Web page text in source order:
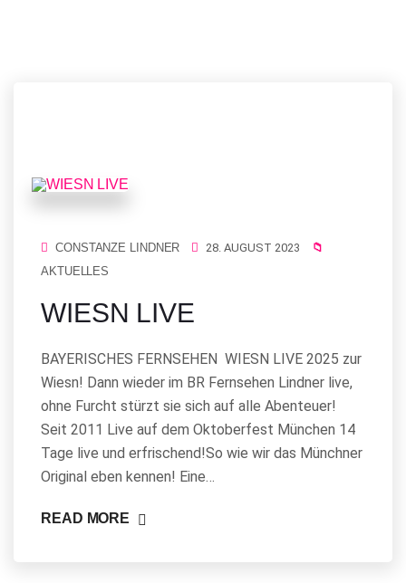
CONSTANZE LINDNER
28. AUGUST 2023
AKTUELLES
WIESN LIVE
BAYERISCHES FERNSEHEN WIESN LIVE 2025 zur
Wiesn! Dann wieder im BR Fernsehen Lindner live,
ohne Furcht stürzt sie sich auf alle Abenteuer!
Seit 2011 Live auf dem Oktoberfest München 14
Tage live und erfrischend!So wie wir das Münchner
Original eben kennen! Eine…
READ MORE